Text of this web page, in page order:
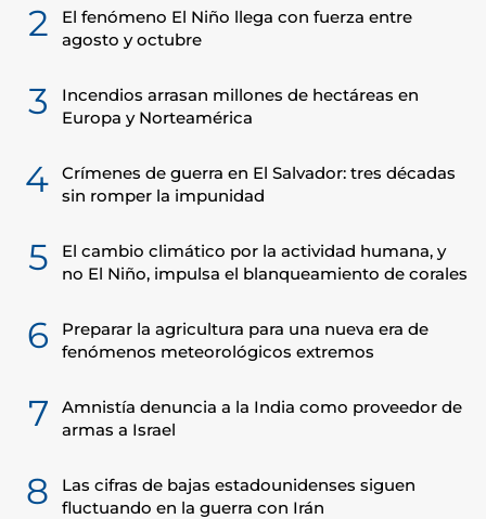
2
El fenómeno El Niño llega con fuerza entre
agosto y octubre
3
Incendios arrasan millones de hectáreas en
Europa y Norteamérica
4
Crímenes de guerra en El Salvador: tres décadas
sin romper la impunidad
5
El cambio climático por la actividad humana, y
no El Niño, impulsa el blanqueamiento de corales
6
Preparar la agricultura para una nueva era de
fenómenos meteorológicos extremos
7
Amnistía denuncia a la India como proveedor de
armas a Israel
8
Las cifras de bajas estadounidenses siguen
fluctuando en la guerra con Irán